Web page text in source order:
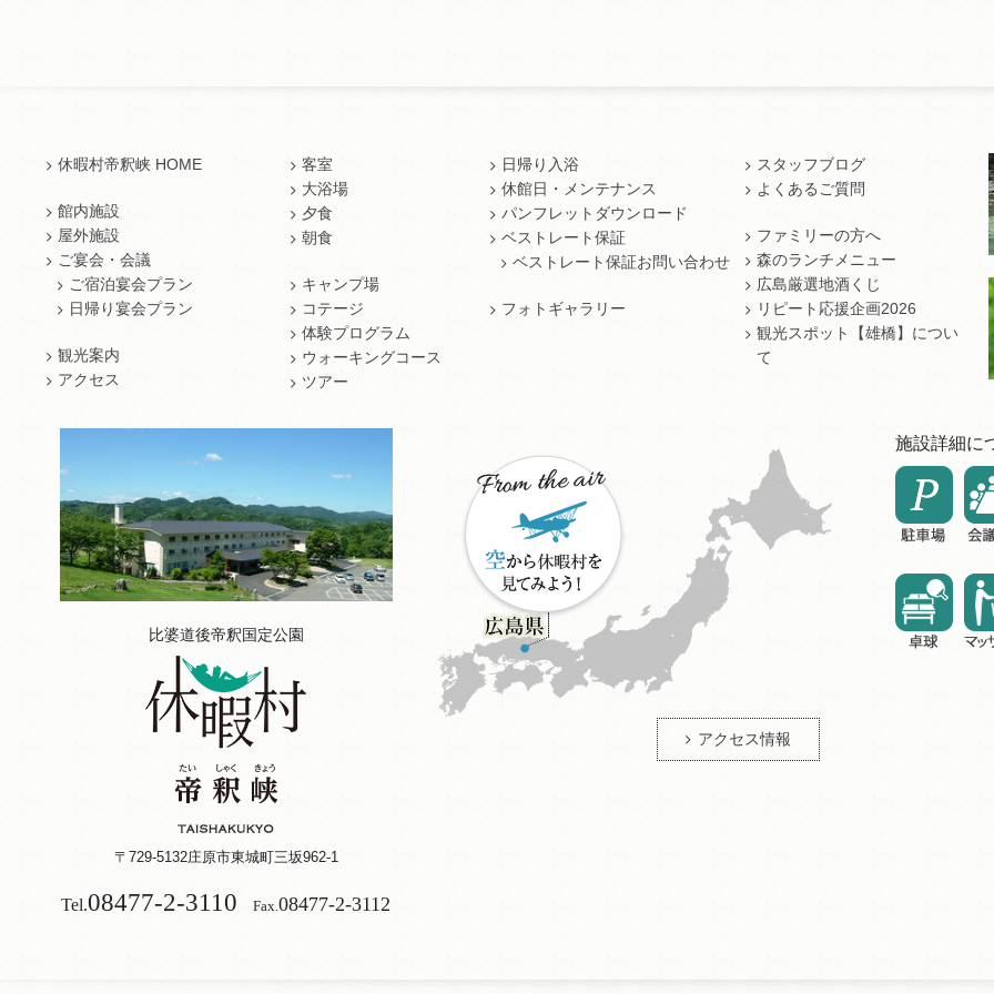
休暇村帝釈峡 HOME
館内施設
屋外施設
ご宴会・会議
ご宿泊宴会プラン
日帰り宴会プラン
観光案内
アクセス
客室
大浴場
夕食
朝食
キャンプ場
コテージ
体験プログラム
ウォーキングコース
ツアー
日帰り入浴
休館日・メンテナンス
パンフレットダウンロード
ベストレート保証
ベストレート保証お問い合わせ
フォトギャラリー
スタッフブログ
よくあるご質問
ファミリーの方へ
森のランチメニュー
広島厳選地酒くじ
リピート応援企画2026
観光スポット【雄橋】につい
て
比婆道後帝釈国定公園
〒729-5132庄原市東城町三坂962-1
Tel.08477-2-3110 Fax. 08477-2-3112
アクセス情報
施設詳細に